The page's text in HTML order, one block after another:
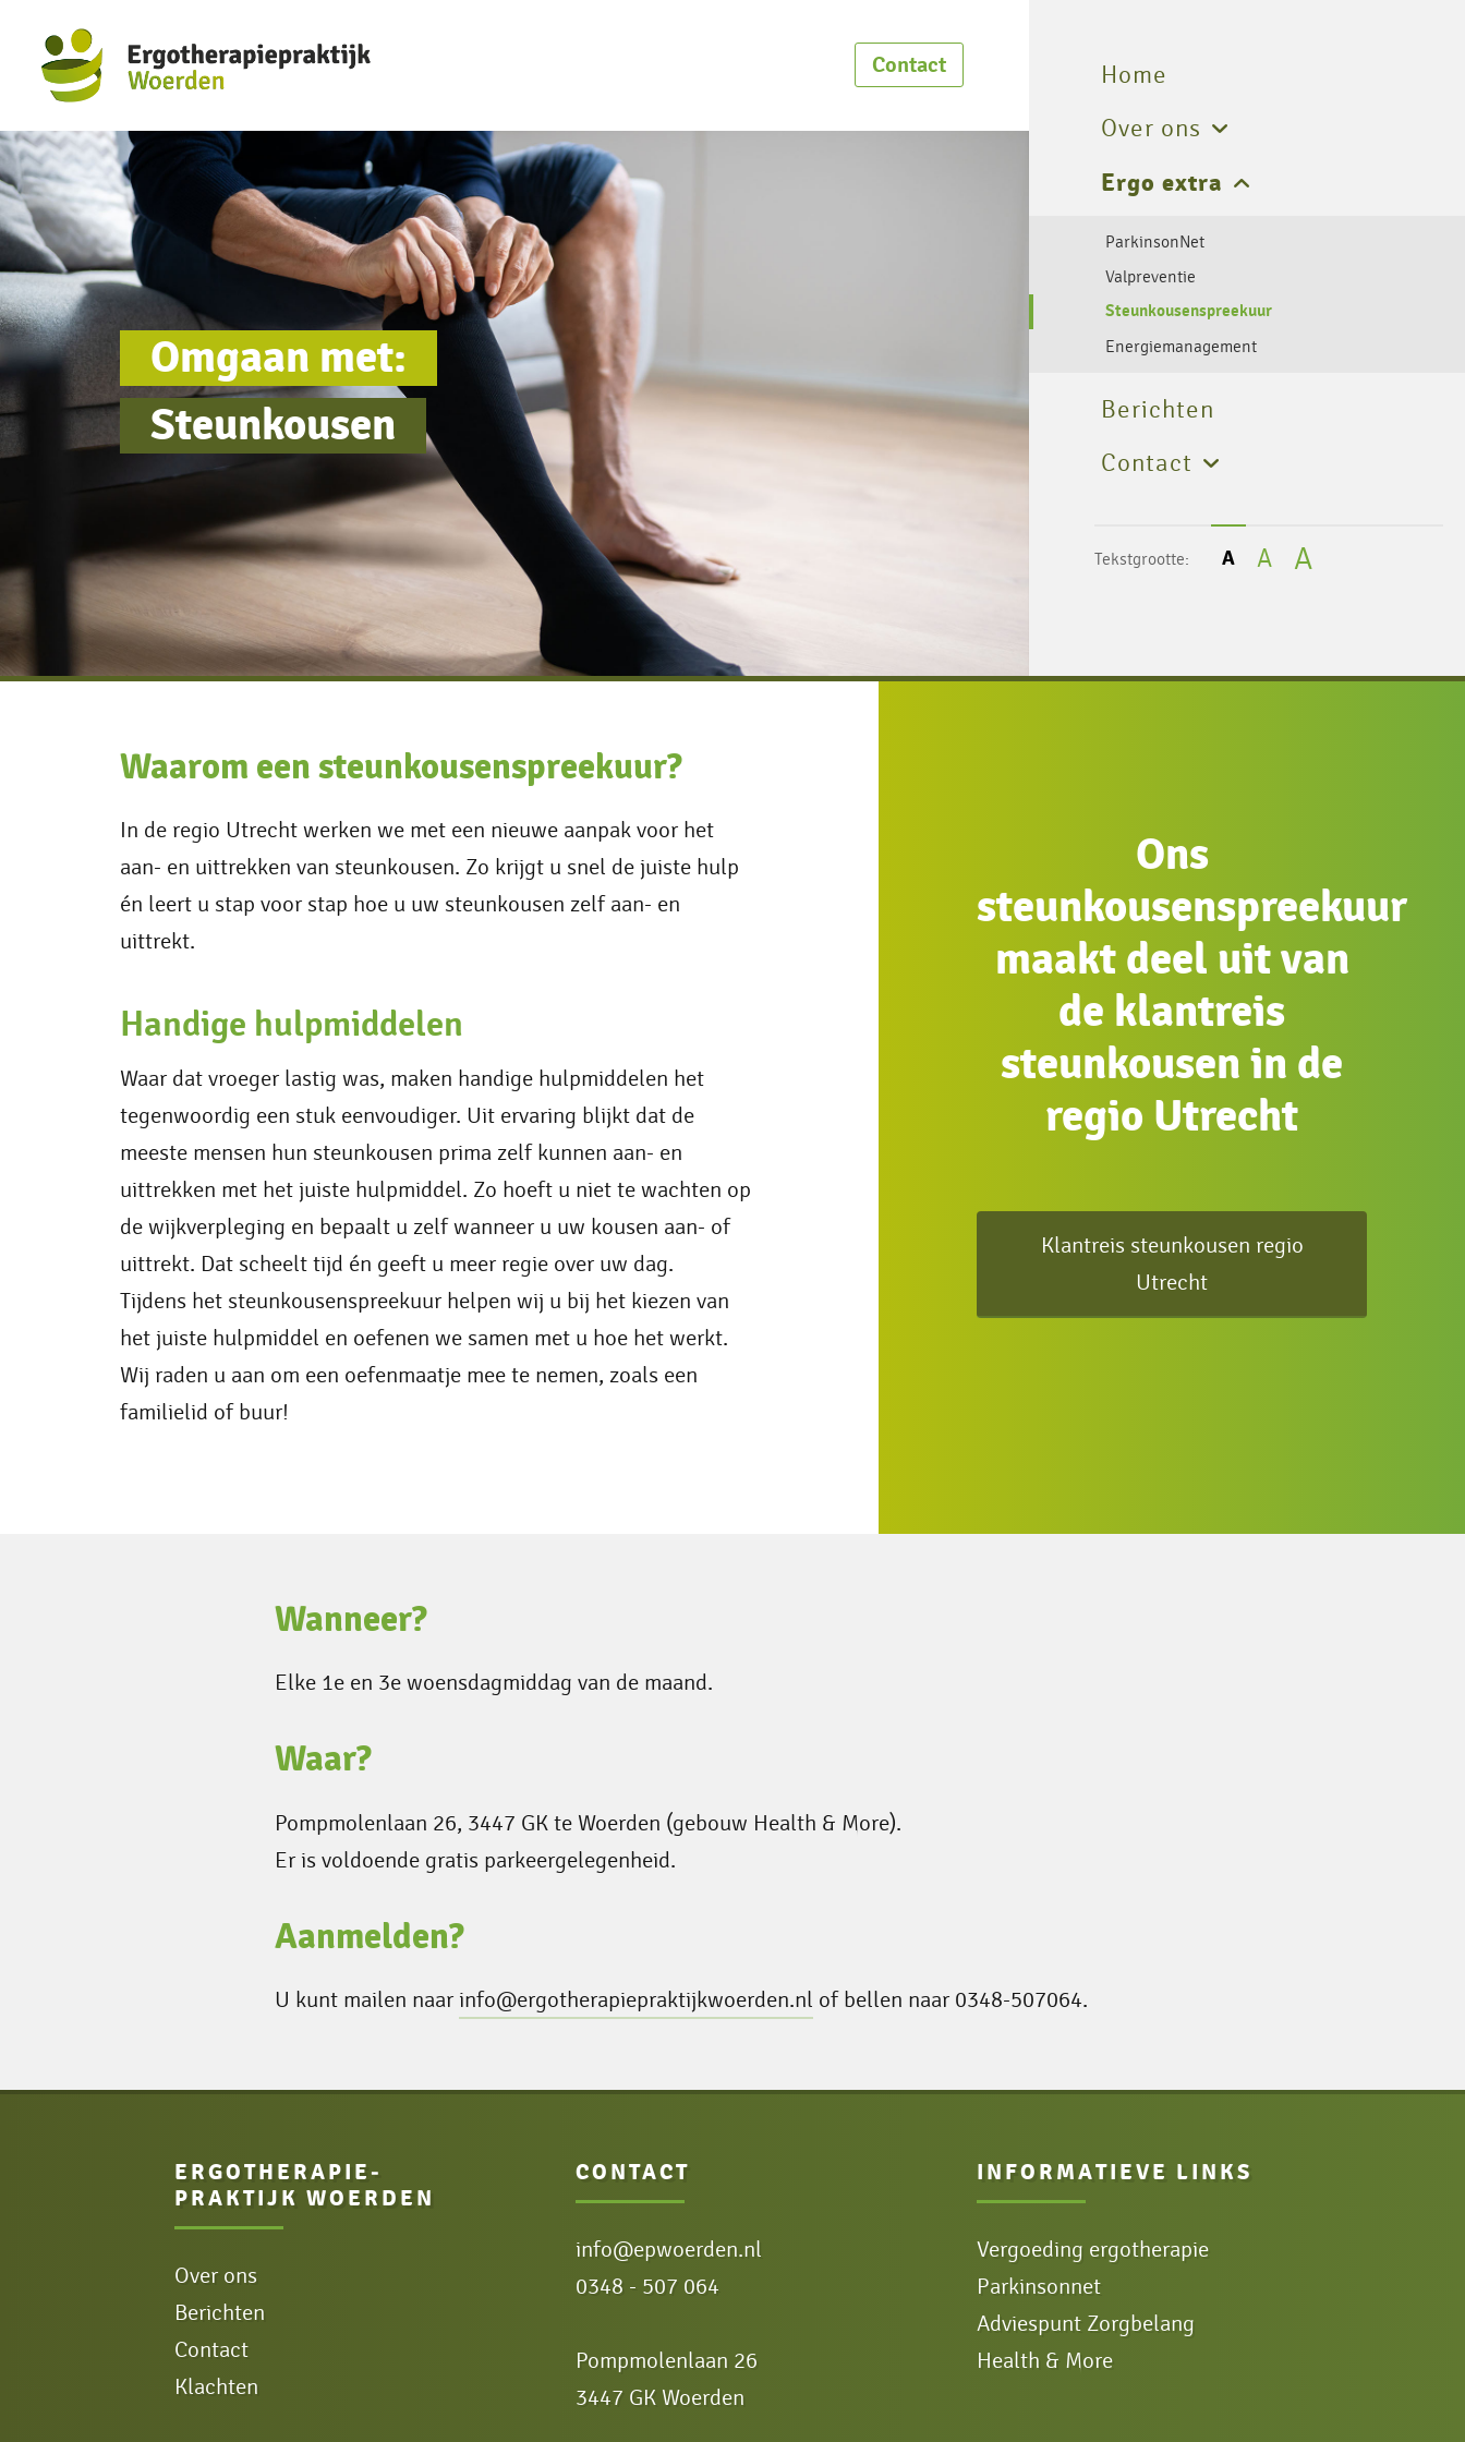
Contact
Omgaan met:
Steunkousen
Home
Over ons
Praktijk
Ergo extra
ParkinsonNet
Valpreventie
Steunkousenspreekuur
Energiemanagement
Berichten
Contact
Tekstgrootte: A A A
Waarom een steunkousenspreekuur?
In de regio Utrecht werken we met een nieuwe aanpak voor het
aan- en uittrekken van steunkousen. Zo krijgt u snel de juiste hulp
én leert u stap voor stap hoe u uw steunkousen zelf aan- en
uittrekt.
Handige hulpmiddelen
Waar dat vroeger lastig was, maken handige hulpmiddelen het
tegenwoordig een stuk eenvoudiger. Uit ervaring blijkt dat de
meeste mensen hun steunkousen prima zelf kunnen aan- en
uittrekken met het juiste hulpmiddel. Zo hoeft u niet te wachten op
de wijkverpleging en bepaalt u zelf wanneer u uw kousen aan- of
uittrekt. Dat scheelt tijd én geeft u meer regie over uw dag.
Tijdens het steunkousenspreekuur helpen wij u bij het kiezen van
het juiste hulpmiddel en oefenen we samen met u hoe het werkt.
Wij raden u aan om een oefenmaatje mee te nemen, zoals een
familielid of buur!
Ons
steunkousenspreekuur
maakt deel uit van
de klantreis
steunkousen in de
regio Utrecht
Klantreis steunkousen regio
Utrecht
Wanneer?
Elke 1e en 3e woensdagmiddag van de maand.
Waar?
Pompmolenlaan 26, 3447 GK te Woerden (gebouw Health & More).
Er is voldoende gratis parkeergelegenheid.
Aanmelden?
U kunt mailen naar info@ergotherapiepraktijkwoerden.nl of bellen naar 0348-507064.
ERGOTHERAPIE­
PRAKTIJK WOERDEN
Over ons
Berichten
Contact
Klachten
CONTACT
info@epwoerden.nl
0348 - 507 064
Pompmolenlaan 26
3447 GK Woerden
INFORMATIEVE LINKS
Vergoeding ergotherapie
Parkinsonnet
Adviespunt Zorgbelang
Health & More